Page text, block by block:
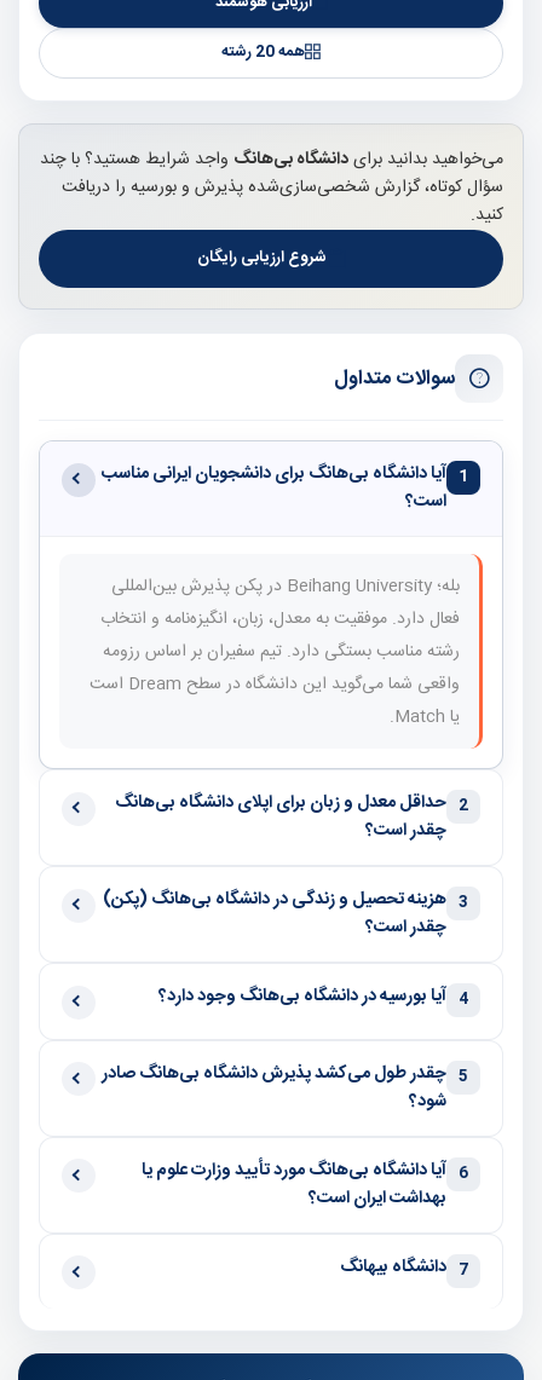
همه 20 رشته
می‌خواهید بدانید برایدانشگاه بی‌هانگ واجد شرایط هستید؟ با چند
سؤال کوتاه، گزارش شخصی‌سازی‌شده پذیرش و بورسیه را دریافت
کنید.
شروع ارزیابی رایگان
سوالات متداول
1 آیا دانشگاه بی‌هانگ برای دانشجویان ایرانی مناسب
است؟
بله؛ Beihang University در پکن پذیرش بین‌المللی
فعال دارد. موفقیت به معدل، زبان، انگیزه‌نامه و انتخاب
رشته مناسب بستگی دارد. تیم سفیران بر اساس رزومه
واقعی شما می‌گوید این دانشگاه در سطح Dream است
یا Match.
2 حداقل معدل و زبان برای اپلای دانشگاه بی‌هانگ
چقدر است؟
3 هزینه تحصیل و زندگی در دانشگاه بی‌هانگ (پکن)
چقدر است؟
4 آیا بورسیه در دانشگاه بی‌هانگ وجود دارد؟
5 چقدر طول می‌کشد پذیرش دانشگاه بی‌هانگ صادر
شود؟
6 آیا دانشگاه بی‌هانگ مورد تأیید وزارت علوم یا
بهداشت ایران است؟
7 دانشگاه بیهانگ